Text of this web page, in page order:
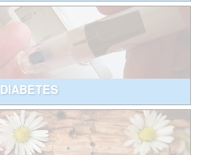
DIABETES